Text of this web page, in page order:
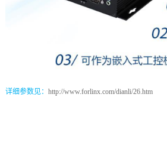
详细参数见： http://www.forlinx.com/dianli/26.htm